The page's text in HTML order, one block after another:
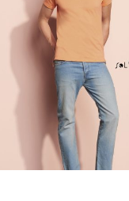
DETALJI